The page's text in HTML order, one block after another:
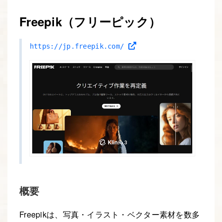
Freepik（フリーピック）
https://jp.freepik.com/
概要
Freepikは、写真・イラスト・ベクター素材を数多